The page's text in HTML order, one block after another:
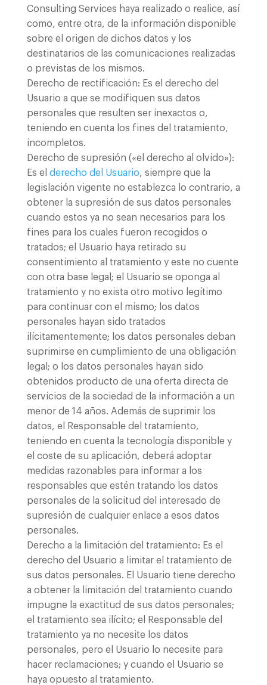
Consulting Services haya realizado o realice, así
como, entre otra, de la información disponible
sobre el origen de dichos datos y los
destinatarios de las comunicaciones realizadas
o previstas de los mismos.
Derecho de rectificación: Es el derecho del
Usuario a que se modifiquen sus datos
personales que resulten ser inexactos o,
teniendo en cuenta los fines del tratamiento,
incompletos.
Derecho de supresión («el derecho al olvido»):
Es el derecho del Usuario, siempre que la
legislación vigente no establezca lo contrario, a
obtener la supresión de sus datos personales
cuando estos ya no sean necesarios para los
fines para los cuales fueron recogidos o
tratados; el Usuario haya retirado su
consentimiento al tratamiento y este no cuente
con otra base legal; el Usuario se oponga al
tratamiento y no exista otro motivo legítimo
para continuar con el mismo; los datos
personales hayan sido tratados
ilícitamentemente; los datos personales deban
suprimirse en cumplimiento de una obligación
legal; o los datos personales hayan sido
obtenidos producto de una oferta directa de
servicios de la sociedad de la información a un
menor de 14 años. Además de suprimir los
datos, el Responsable del tratamiento,
teniendo en cuenta la tecnología disponible y
el coste de su aplicación, deberá adoptar
medidas razonables para informar a los
responsables que estén tratando los datos
personales de la solicitud del interesado de
supresión de cualquier enlace a esos datos
personales.
Derecho a la limitación del tratamiento: Es el
derecho del Usuario a limitar el tratamiento de
sus datos personales. El Usuario tiene derecho
a obtener la limitación del tratamiento cuando
impugne la exactitud de sus datos personales;
el tratamiento sea ilícito; el Responsable del
tratamiento ya no necesite los datos
personales, pero el Usuario lo necesite para
hacer reclamaciones; y cuando el Usuario se
haya opuesto al tratamiento.